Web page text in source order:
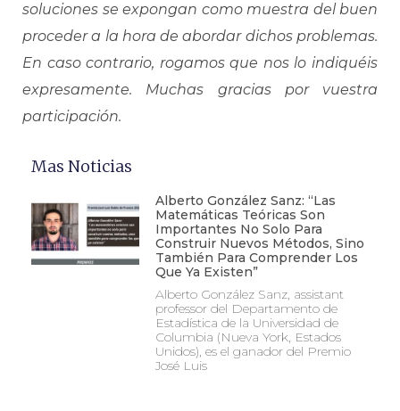
soluciones se expongan como muestra del buen
proceder a la hora de abordar dichos problemas.
En caso contrario, rogamos que nos lo indiquéis
expresamente. Muchas gracias por vuestra
participación.
Mas Noticias
Alberto González Sanz: “Las
Matemáticas Teóricas Son
Importantes No Solo Para
Construir Nuevos Métodos, Sino
También Para Comprender Los
Que Ya Existen”
Alberto González Sanz, assistant
professor del Departamento de
Estadística de la Universidad de
Columbia (Nueva York, Estados
Unidos), es el ganador del Premio
José Luis